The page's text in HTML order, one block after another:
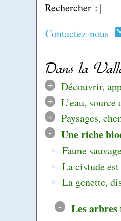
Rechercher :
Contactez-nous
Dans la
+
Découvrir,
+
L’eau, source
+
Paysages,
- Une riche
Faune
La cistude
La genette,
- Les